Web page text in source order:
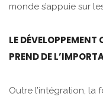
monde s’appuie sur
LE
PREND DE
Outre l’intégration,